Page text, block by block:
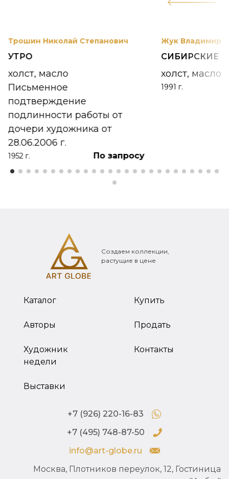
Трошин Николай Степанович
УТРО
холст, масло
Письменное
подтверждение
подлинности работы от
дочери художника от
28.06.2006 г.
1952 г. По запросу
Жук Владимир
СИБИРСКИЕ
холст, масло
1991 г.
Создаем коллекции,
растущие в цене
Каталог
Авторы
Художник
недели
Выставки
Купить
Продать
Контакты
+7 (926) 220-16-83
+7 (495) 748-87-50
info@art-globe.ru
Москва, Плотников переулок, 12, Гостиница